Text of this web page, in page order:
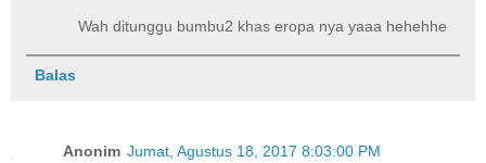
Wah ditunggu bumbu2 khas eropa nya yaaa hehehhe
Balas
Anonim Jumat, Agustus 18, 2017 8:03:00 PM